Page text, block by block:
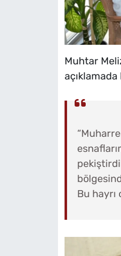
Muhtar
Bu hayrı